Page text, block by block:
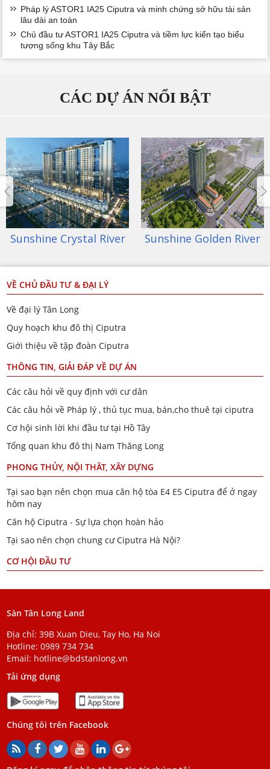
Pháp lý ASTOR1 IA25 Ciputra và minh chứng sở hữu tài sản
lâu dài an toàn
Chủ đầu tư ASTOR1 IA25 Ciputra và tiềm lực kiến tạo biểu
tượng sống khu Tây Bắc
CÁC DỰ ÁN NỔI BẬT
Sunshine Golden River Sunshine City
VỀ CHỦ ĐẦU TƯ & ĐẠI LÝ
Về đại lý Tân Long
Quy hoạch khu đô thị Ciputra
Giới thiệu về tập đoàn Ciputra
THÔNG TIN, GIẢI ĐÁP VỀ DỰ ÁN
Các câu hỏi về quy định với cư dân
Các câu hỏi về Pháp lý , thủ tục mua, bán,cho thuê tại ciputra
Cơ hội sinh lời khi đầu tư tại Hồ Tây
Tổng quan khu đô thị Nam Thăng Long
PHONG THỦY, NỘI THÂT, XÂY DỰNG
Tại sao bạn nên chọn mua căn hộ tòa E4 E5 Ciputra để ở ngay
hôm nay
Căn hộ Ciputra - Sự lựa chọn hoàn hảo
Tại sao nên chọn chung cư Ciputra Hà Nội?
CƠ HỘI ĐẦU TƯ
Sàn Tân Long Land
Địa chỉ: 39B Xuan Dieu, Tay Ho, Ha Noi
Hotline:0989 734 734
Email: hotline@bdstanlong.vn
Tải ứng dụng
Chúng tôi trên Facebook